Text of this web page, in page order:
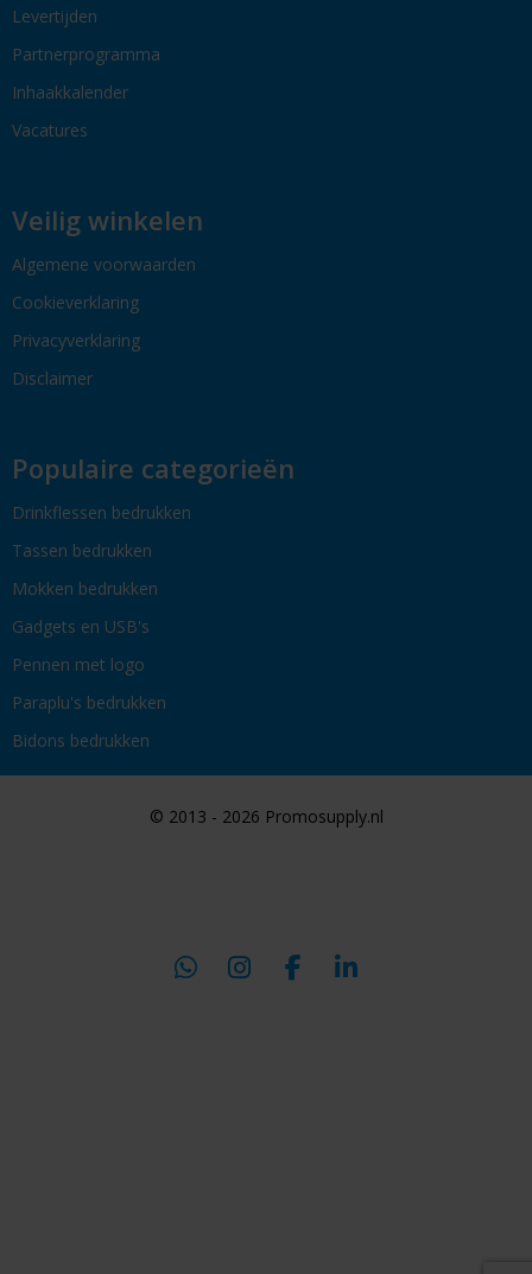
Levertijden
Partnerprogramma
Inhaakkalender
Vacatures
Veilig winkelen
Algemene voorwaarden
Cookieverklaring
Privacyverklaring
Disclaimer
Populaire categorieën
Drinkflessen bedrukken
Tassen bedrukken
Mokken bedrukken
Gadgets en USB's
Pennen met logo
Paraplu's bedrukken
Bidons bedrukken
© 2013 - 2026 Promosupply.nl